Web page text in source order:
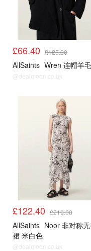
£66.40 £125.00
AllSaints Wren 连帽羊
@dealmoon.co.uk
£122.40 £219.00
AllSaints Noor 非对称
裙 米白色
@dealmoon.co.uk